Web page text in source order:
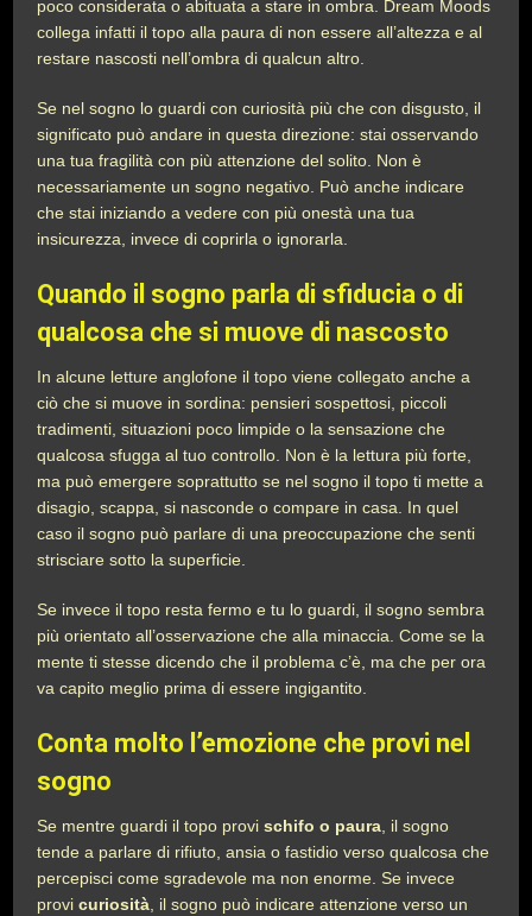
poco considerata o abituata a stare in ombra. Dream Moods
collega infatti il topo alla paura di non essere all’altezza e al
restare nascosti nell’ombra di qualcun altro.
Se nel sogno lo guardi con curiosità più che con disgusto, il
significato può andare in questa direzione: stai osservando
una tua fragilità con più attenzione del solito. Non è
necessariamente un sogno negativo. Può anche indicare
che stai iniziando a vedere con più onestà una tua
insicurezza, invece di coprirla o ignorarla.
Quando il sogno parla di sfiducia o di
qualcosa che si muove di nascosto
In alcune letture anglofone il topo viene collegato anche a
ciò che si muove in sordina: pensieri sospettosi, piccoli
tradimenti, situazioni poco limpide o la sensazione che
qualcosa sfugga al tuo controllo. Non è la lettura più forte,
ma può emergere soprattutto se nel sogno il topo ti mette a
disagio, scappa, si nasconde o compare in casa. In quel
caso il sogno può parlare di una preoccupazione che senti
strisciare sotto la superficie.
Se invece il topo resta fermo e tu lo guardi, il sogno sembra
più orientato all’osservazione che alla minaccia. Come se la
mente ti stesse dicendo che il problema c’è, ma che per ora
va capito meglio prima di essere ingigantito.
Conta molto l’emozione che provi nel
sogno
Se mentre guardi il topo provischifo o paura , il sogno
tende a parlare di rifiuto, ansia o fastidio verso qualcosa che
percepisci come sgradevole ma non enorme. Se invece
provicuriosità , il sogno può indicare attenzione verso un